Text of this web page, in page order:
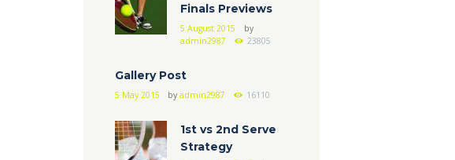
Finals Previews
5 August 2015
by
admin2987
23805
Gallery Post
5 May 2015 byadmin2987 16110
1st vs 2nd Serve
Strategy